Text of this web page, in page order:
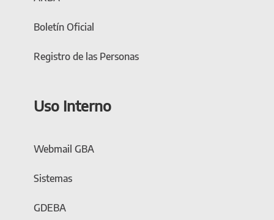
Boletín Oficial
Registro de las Personas
Uso Interno
Webmail GBA
Sistemas
GDEBA